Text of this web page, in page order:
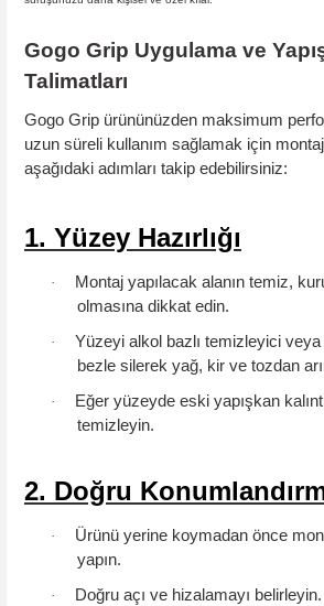
Gogo Grip Uygulama ve
Talimatları
Gogo Grip ürününüzden maksimum
uzun süreli kullanım sağlamak için
aşağıdaki adımları takip edebilirsiniz:
1. Yüzey Hazırlığı
· Montaj yapılacak alanın temiz,
olmasına dikkat edin.
· Yüzeyi alkol bazlı temizleyici veya
bezle silerek yağ, kir ve tozdan
·
Eğer yüzeyde eski yapışkan
temizleyin.
2. Doğru
· Ürünü yerine koymadan önce
yapın.
·
Doğru açı ve hizalamayı